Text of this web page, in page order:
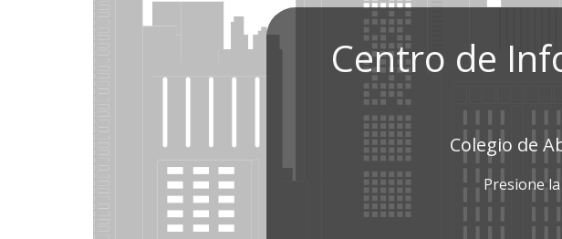
Centro de
Colegio de
Presione